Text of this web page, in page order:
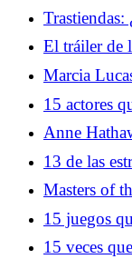
Trastiendas:
miedo a los
El tráiler de
Dragon nos
que luchar
Marcia
mucho más
15 actores
Anne
dinosaurios
Park
13 de las
están
Masters of
de Greyskull
15 juegos
hasta el final
15 veces